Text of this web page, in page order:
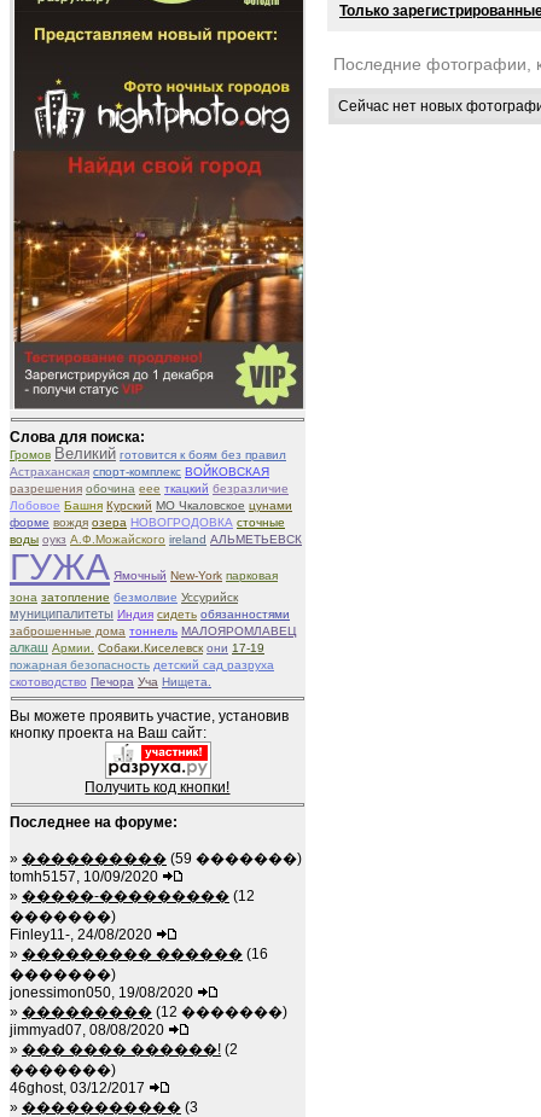
Слова для поиска:
Громов Великий готовится к боям без правил
Астраханская спорт-комплекс ВОЙКОВСКАЯ
разрешения обочина eee ткацкий безразличие
Лобовое Башня Курский МО Чкаловское цунами
форме вождя озера НОВОГРОДОВКА сточные
воды оукз А.Ф.Можайского ireland АЛЬМЕТЬЕВСК
ГУЖА Ямочный New-York парковая
зона затопление безмолвие Уссурийск
муниципалитеты Индия сидеть обязанностями
заброшенные дома тоннель МАЛОЯРОМЛАВЕЦ
алкаш Армии. Собаки.Киселевск они 17-19
пожарная безопасность детский сад разруха
скотоводство Печора Уча Нищета.
Вы можете проявить участие, установив
кнопку проекта на Ваш сайт:
Получить код кнопки!
Последнее на форуме:
» ���������� (59 �������)
tomh5157, 10/09/2020
» �����-��������� (12
�������)
Finley11-, 24/08/2020
» ��������� ������ (16
�������)
jonessimon050, 19/08/2020
» ��������� (12 �������)
jimmyad07, 08/08/2020
» ��� ���� ������! (2
�������)
46ghost, 03/12/2017
» ����������� (3
Только
Последние фотографии,
Сейчас нет новых